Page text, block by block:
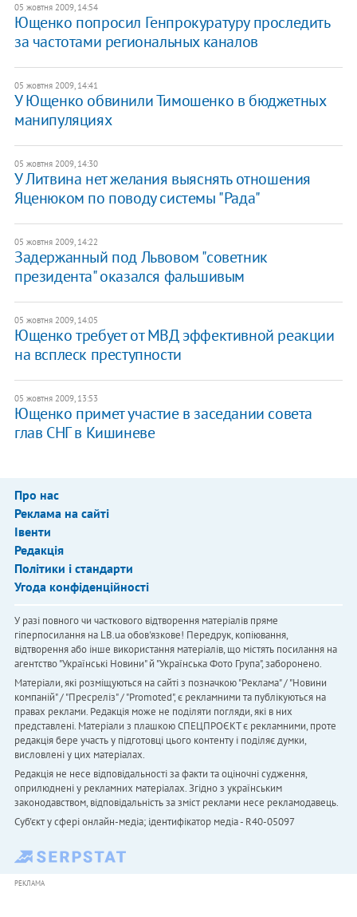
05 жовтня 2009, 14:54
Ющенко попросил Генпрокуратуру проследить
за частотами региональных каналов
05 жовтня 2009, 14:41
У Ющенко обвинили Тимошенко в бюджетных
манипуляциях
05 жовтня 2009, 14:30
У Литвина нет желания выяснять отношения
Яценюком по поводу системы "Рада"
05 жовтня 2009, 14:22
Задержанный под Львовом "советник
президента" оказался фальшивым
05 жовтня 2009, 14:05
Ющенко требует от МВД эффективной реакции
на всплеск преступности
05 жовтня 2009, 13:53
Ющенко примет участие в заседании совета
глав СНГ в Кишиневе
Про нас
Реклама на сайті
Івенти
Редакція
Політики і стандарти
Угода конфіденційності
У разі повного чи часткового відтворення матеріалів пряме
гіперпосилання на LB.ua обов'язкове! Передрук, копіювання,
відтворення або інше використання матеріалів, що містять посилання на
агентство "Українськi Новини" й "Українська Фото Група", заборонено.
Матеріали, які розміщуються на сайті з позначкою "Реклама" / "Новини
компаній" / "Пресреліз" / "Promoted", є рекламними та публікуються на
правах реклами. Редакція може не поділяти погляди, які в них
представлені. Матеріали з плашкою СПЕЦПРОЄКТ є рекламними, проте
редакція бере участь у підготовці цього контенту і поділяє думки,
висловлені у цих матеріалах.
Редакція не несе відповідальності за факти та оціночні судження,
оприлюднені у рекламних матеріалах. Згідно з українським
законодавством, відповідальність за зміст реклами несе рекламодавець.
Cуб'єкт у сфері онлайн-медіа; ідентифікатор медіа - R40-05097
РЕКЛАМА